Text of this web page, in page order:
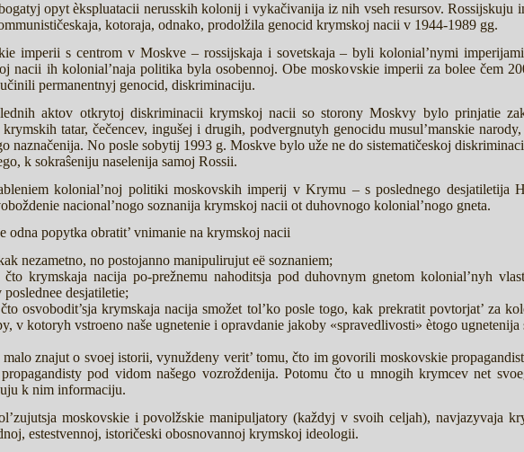
opyt èkspluatacii nerusskih kolonij i vykačivanija iz nih vseh resursov. Rossijskuju
kotoraja, odnako, prodolžila genocid krymskoj nacii v 1944-1989 gg.
imperii s centrom v Moskve – rossijskaja i sovetskaja – byli kolonial’nymi
nacii ih kolonial’naja politika byla osobennoj. Obe moskovskie imperii za bolee čem
permanentnyj genocid, diskriminaciju.
aktov otkrytoj diskriminacii krymskoj nacii so storony Moskvy bylo prinjatie
krymskih tatar, čečencev, ingušej i drugih, podvergnutyh genocidu musul’manskie
naznačenija. No posle sobytij 1993 g. Moskve bylo uže ne do sistematičeskoj
k sokraŝeniju naselenija samoj Rossii.
kolonial’noj politiki moskovskih imperij v Krymu – s poslednego
nacional’nogo soznanija krymskoj nacii ot duhovnogo kolonial’nogo gneta.
odna popytka obratit’ vnimanie na krymskoj nacii
nezametno, no postojanno manipulirujut eë soznaniem;
krymskaja nacija po-prežnemu nahoditsja pod duhovnym gnetom kolonial’nyh
desjatiletie;
osvobodit’sja krymskaja nacija smožet tol’ko posle togo, kak prekratit povtorjat’ za
v kotoryh vstroeno naše ugnetenie i opravdanie jakoby «spravedlivosti» ètogo
znajut o svoej istorii, vynuždeny verit’ tomu, čto im govorili moskovskie
pod vidom našego vozroždenija. Potomu čto u mnogih krymcev net
k nim informaciju.
moskovskie i povolžskie manipuljatory (každyj v svoih celjah), navjazyvaja
estestvennoj, istoričeski obosnovannoj krymskoj ideologii.